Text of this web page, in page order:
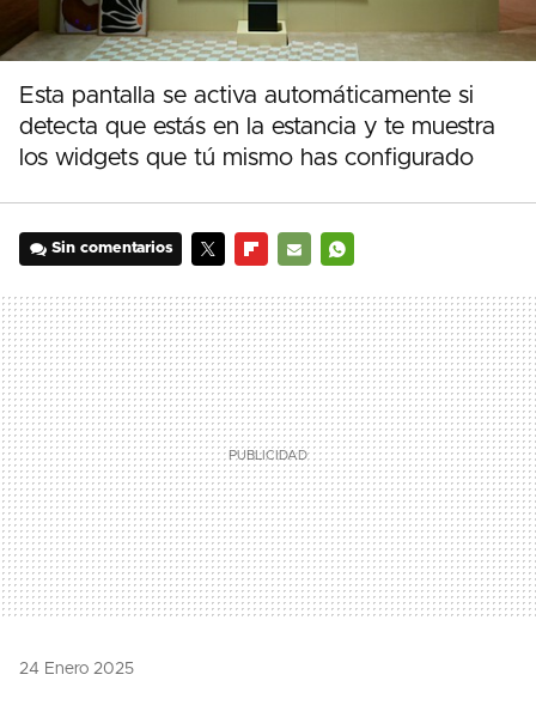
Esta pantalla se activa automáticamente si
detecta que estás en la estancia y te muestra
los widgets que tú mismo has configurado
Sin comentarios
MAIL
24 Enero 2025